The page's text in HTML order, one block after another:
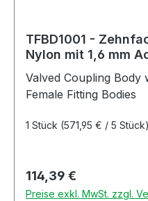
TFBD1001 -
Nylon mit 1,6 mm
Valved Coupling Body
Female Fitting Bodies
1 Stück (571,95 € / 5 Stück)
Regulärer Preis:
114,39 €
Preise exkl. MwSt. zzgl.